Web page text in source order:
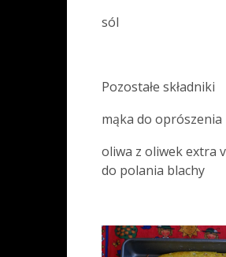
sól
Pozostałe składniki
mąka do oprószenia
oliwa z oliwek extra
do polania blachy